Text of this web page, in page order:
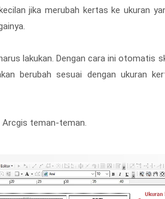
jika merubah kertas ke ukuran
lakukan. Dengan cara ini otomatis
berubah sesuai dengan ukuran
teman-teman.